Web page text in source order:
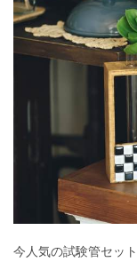
今人気の試験管セッ